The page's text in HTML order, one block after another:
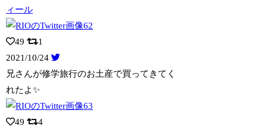
ィール
49
1
2021/10/24
兄さんが修学旅行のお土産で買ってきてく
れたよ✨
49
4